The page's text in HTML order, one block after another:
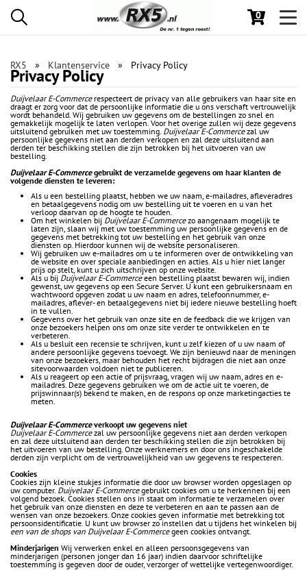
0
RX5 Klantenservice Privacy Policy
Privacy Policy
Duijvelaar E-Commerce respecteert de privacy van alle gebruikers van haar site en
draagt er zorg voor dat de persoonlijke informatie die u ons verschaft vertrouwelijk
wordt behandeld. Wij gebruiken uw gegevens om de bestellingen zo snel en
gemakkelijk mogelijk te laten verlopen. Voor het overige zullen wij deze gegevens
uitsluitend gebruiken met uw toestemming. Duijvelaar E-Commercezal uw
persoonlijke gegevens niet aan derden verkopen en zal deze uitsluitend aan
derden ter beschikking stellen die zijn betrokken bij het uitvoeren van uw
bestelling.
Duijvelaar E-Commercegebruikt de verzamelde gegevens om haar klanten de
volgende diensten te leveren:
Als u een bestelling plaatst, hebben we uw naam, e-mailadres, afleveradres
en betaalgegevens nodig om uw bestelling uit te voeren en u van het
verloop daarvan op de hoogte te houden.
Om het winkelen bij Duijvelaar E-Commercezo aangenaam mogelijk te
laten zijn, slaan wij met uw toestemming uw persoonlijke gegevens en de
gegevens met betrekking tot uw bestelling en het gebruik van onze
diensten op. Hierdoor kunnen wij de website personaliseren.
Wij gebruiken uw e-mailadres om u te informeren over de ontwikkeling van
de website en over speciale aanbiedingen en acties. Als u hier niet langer
prijs op stelt, kunt u zich uitschrijven op onze website.
Als u bij Duijvelaar E-Commerceeen bestelling plaatst bewaren wij, indien
gewenst, uw gegevens op een Secure Server. U kunt een gebruikersnaam en
wachtwoord opgeven zodat u uw naam en adres, telefoonnummer, e-
mailadres, aflever- en betaalgegevens niet bij iedere nieuwe bestelling hoeft
in te vullen.
Gegevens over het gebruik van onze site en de feedback die we krijgen van
onze bezoekers helpen ons om onze site verder te ontwikkelen en te
verbeteren.
Als u besluit een recensie te schrijven, kunt u zelf kiezen of u uw naam of
andere persoonlijke gegevens toevoegt. We zijn benieuwd naar de meningen
van onze bezoekers, maar behouden het recht bijdragen die niet aan onze
sitevoorwaarden voldoen niet te publiceren.
Als u reageert op een actie of prijsvraag, vragen wij uw naam, adres en e-
mailadres. Deze gegevens gebruiken we om de actie uit te voeren, de
prijswinnaar(s) bekend te maken, en de respons op onze marketingacties te
meten.
Duijvelaar E-Commerceverkoopt uw gegevens niet
Duijvelaar E-Commercezal uw persoonlijke gegevens niet aan derden verkopen
en zal deze uitsluitend aan derden ter beschikking stellen die zijn betrokken bij
het uitvoeren van uw bestelling. Onze werknemers en door ons ingeschakelde
derden zijn verplicht om de vertrouwelijkheid van uw gegevens te respecteren.
Cookies
Cookies zijn kleine stukjes informatie die door uw browser worden opgeslagen op
uw computer. Duijvelaar E-Commercegebruikt cookies om u te herkennen bij een
volgend bezoek. Cookies stellen ons in staat om informatie te verzamelen over
het gebruik van onze diensten en deze te verbeteren en aan te passen aan de
wensen van onze bezoekers. Onze cookies geven informatie met betrekking tot
persoonsidentificatie. U kunt uw browser zo instellen dat u tijdens het winkelen bij
een van de shops van Duijvelaar E-Commercegeen cookies ontvangt.
Minderjarigen Wij verwerken enkel en alleen persoonsgegevens van
minderjarigen (personen jonger dan 16 jaar) indien daarvoor schriftelijke
toestemming is gegeven door de ouder, verzorger of wettelijke vertegenwoordiger.